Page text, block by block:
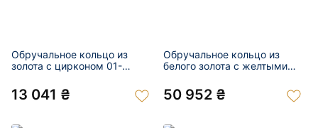
Обручальное кольцо из
золота с цирконом 01-
13 041 ₴
Обручальное кольцо из
белого золота с желтыми
200994533
50 952 ₴